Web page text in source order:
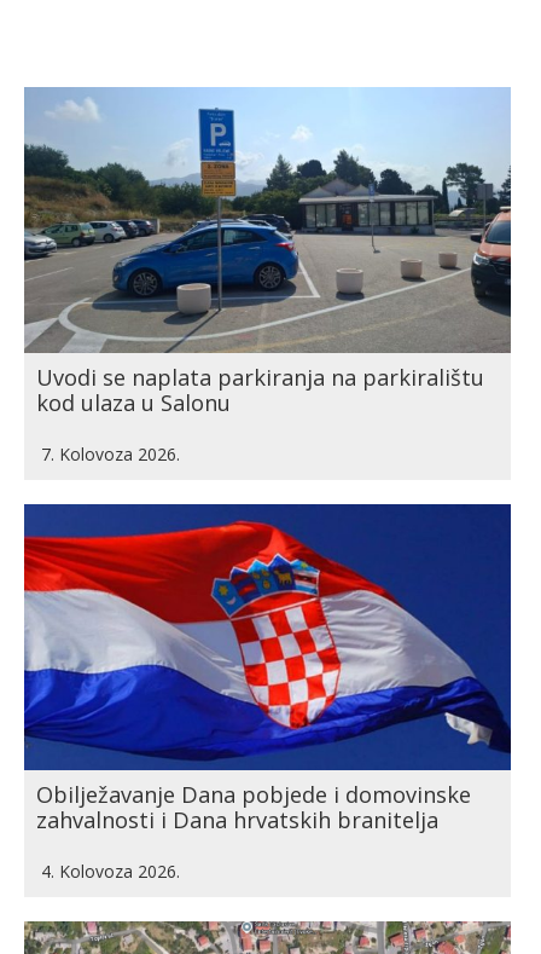
Uvodi se naplata parkiranja na parkiralištu
kod ulaza u Salonu
7. Kolovoza 2026.
Obilježavanje Dana pobjede i domovinske
zahvalnosti i Dana hrvatskih branitelja
4. Kolovoza 2026.